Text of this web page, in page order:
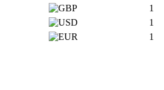
1
1
1